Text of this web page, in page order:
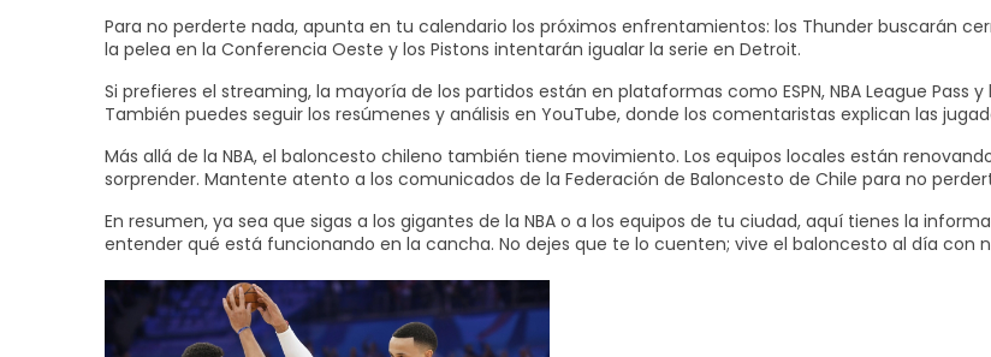
Para no perderte nada, apunta en tu calendario los próximos enfrentamientos: los Thunder buscarán
la pelea en la Conferencia Oeste y los Pistons intentarán igualar la serie en Detroit.
Si prefieres el streaming, la mayoría de los partidos están en plataformas como ESPN, NBA League Pass
También puedes seguir los resúmenes y análisis en YouTube, donde los comentaristas explican las
Más allá de la NBA, el baloncesto chileno también tiene movimiento. Los equipos locales están
sorprender. Mantente atento a los comunicados de la Federación de Baloncesto de Chile para no
En resumen, ya sea que sigas a los gigantes de la NBA o a los equipos de tu ciudad, aquí tienes la
entender qué está funcionando en la cancha. No dejes que te lo cuenten; vive el baloncesto al día con